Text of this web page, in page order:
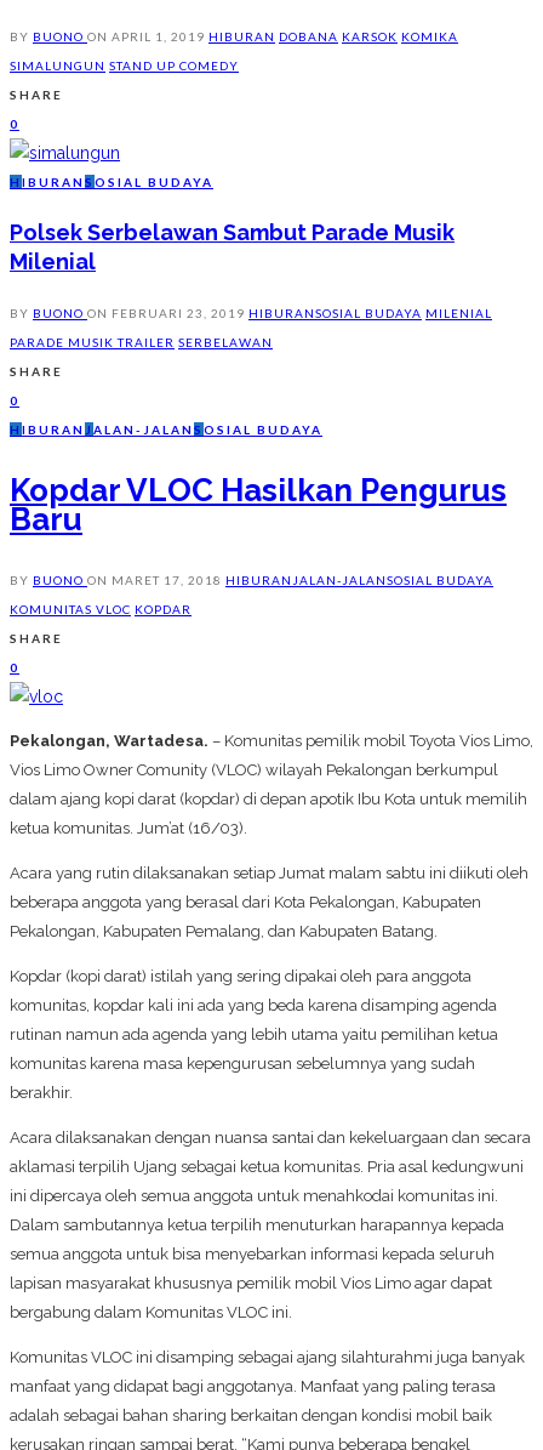
BY BUONO ON APRIL 1, 2019 HIBURAN DOBANA KARSOK KOMIKA
SIMALUNGUN STAND UP COMEDY
SHARE
0
H IBURAN S OSIAL BUDAYA
Polsek Serbelawan Sambut Parade Musik
Milenial
BY BUONO ON FEBRUARI 23, 2019 HIBURANSOSIAL BUDAYA MILENIAL
PARADE MUSIK TRAILER SERBELAWAN
SHARE
0
H IBURAN J ALAN-JALAN S OSIAL BUDAYA
Kopdar VLOC Hasilkan Pengurus
Baru
BY BUONO ON MARET 17, 2018 HIBURAN JALAN-JALANSOSIAL BUDAYA
KOMUNITAS VLOC KOPDAR
SHARE
0
Pekalongan, Wartadesa. – Komunitas pemilik mobil Toyota Vios Limo,
Vios Limo Owner Comunity (VLOC) wilayah Pekalongan berkumpul
dalam ajang kopi darat (kopdar) di depan apotik Ibu Kota untuk memilih
ketua komunitas. Jum’at (16/03).
Acara yang rutin dilaksanakan setiap Jumat malam sabtu ini diikuti oleh
beberapa anggota yang berasal dari Kota Pekalongan, Kabupaten
Pekalongan, Kabupaten Pemalang, dan Kabupaten Batang.
Kopdar (kopi darat) istilah yang sering dipakai oleh para anggota
komunitas, kopdar kali ini ada yang beda karena disamping agenda
rutinan namun ada agenda yang lebih utama yaitu pemilihan ketua
komunitas karena masa kepengurusan sebelumnya yang sudah
berakhir.
Acara dilaksanakan dengan nuansa santai dan kekeluargaan dan secara
aklamasi terpilih Ujang sebagai ketua komunitas. Pria asal kedungwuni
ini dipercaya oleh semua anggota untuk menahkodai komunitas ini.
Dalam sambutannya ketua terpilih menuturkan harapannya kepada
semua anggota untuk bisa menyebarkan informasi kepada seluruh
lapisan masyarakat khususnya pemilik mobil Vios Limo agar dapat
bergabung dalam Komunitas VLOC ini.
Komunitas VLOC ini disamping sebagai ajang silahturahmi juga banyak
manfaat yang didapat bagi anggotanya. Manfaat yang paling terasa
adalah sebagai bahan sharing berkaitan dengan kondisi mobil baik
kerusakan ringan sampai berat. “Kami punya beberapa bengkel